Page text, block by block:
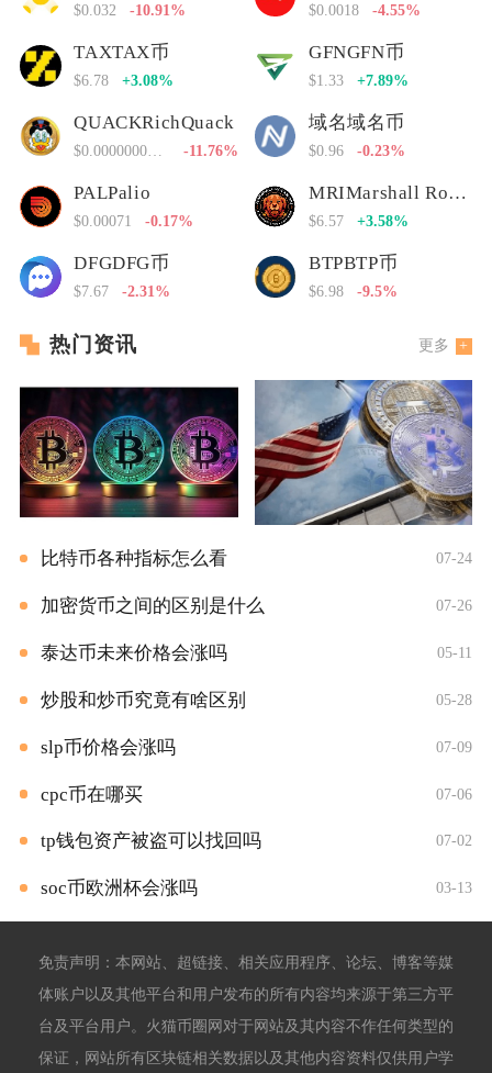
$0.032 -10.91% $0.0018 -4.55%
TAXTAX币
$6.78 +3.08%
GFNGFN币
$1.33 +7.89%
QUACKRichQuack
$0.00000000000 -11.76%
域名域名币
$0.96 -0.23%
PALPalio
$0.00071 -0.17%
MRIMarshall Rogan Inu
$6.57 +3.58%
DFGDFG币
$7.67 -2.31%
BTPBTP币
$6.98 -9.5%
热门资讯 更多
比特币各种指标怎么看 07-24
加密货币之间的区别是什么 07-26
泰达币未来价格会涨吗 05-11
炒股和炒币究竟有啥区别 05-28
slp币价格会涨吗 07-09
cpc币在哪买 07-06
tp钱包资产被盗可以找回吗 07-02
soc币欧洲杯会涨吗 03-13
免责声明：本网站、超链接、相关应用程序、论坛、博客等媒
体账户以及其他平台和用户发布的所有内容均来源于第三方平
台及平台用户。火猫币圈网对于网站及其内容不作任何类型的
保证，网站所有区块链相关数据以及其他内容资料仅供用户学